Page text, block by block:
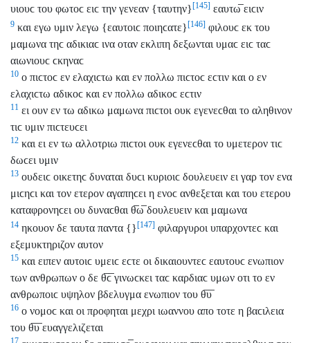
υιουϲ του φωτοϲ ειϲ την γενεαν {ταυτην}[145] εαυτω̅ ειϲιν
9 και εγω υμιν λεγω {εαυτοιϲ ποιηϲατε}[146] φιλουϲ εκ του
μαμωνα τηϲ αδικιαϲ ινα οταν εκλιπη δεξωνται υμαϲ ειϲ ταϲ
αιωνιουϲ ϲκηναϲ
10 ο πιϲτοϲ εν ελαχιϲτω και εν πολλω πιϲτοϲ εϲτιν και ο εν
ελαχιϲτω αδικοϲ και εν πολλω αδικοϲ εϲτιν
11 ει ουν εν τω αδικω μαμωνα πιϲτοι ουκ εγενεϲθαι το αληθινον
τιϲ υμιν πιϲτευϲει
12 και ει εν τω αλλοτριω πιϲτοι ουκ εγενεϲθαι το υμετερον τιϲ
δωϲει υμιν
13 ουδειϲ οικετηϲ δυναται δυϲι κυριοιϲ δουλευειν ει γαρ τον ενα
μιϲηϲι και τον ετερον αγαπηϲει η ενοϲ ανθεξεται και του ετερου
καταφρονηϲει ου δυναϲθαι θ̅ω̅ δουλευειν και μαμωνα
14 ηκουον δε ταυτα παντα {}[147] φιλαργυροι υπαρχοντεϲ και
εξεμυκτηριζον αυτον
15 και ειπεν αυτοιϲ υμειϲ εϲτε οι δικαιουντεϲ εαυτουϲ ενωπιον
των ανθρωπων ο δε θ̅ϲ̅ γινωϲκει ταϲ καρδιαϲ υμων οτι το εν
ανθρωποιϲ υψηλον βδελυγμα ενωπιον του θ̅υ̅
16 ο νομοϲ και οι προφηται μεχρι ιωαννου απο τοτε η βαϲιλεια
του θ̅υ̅ ευαγγελιζεται